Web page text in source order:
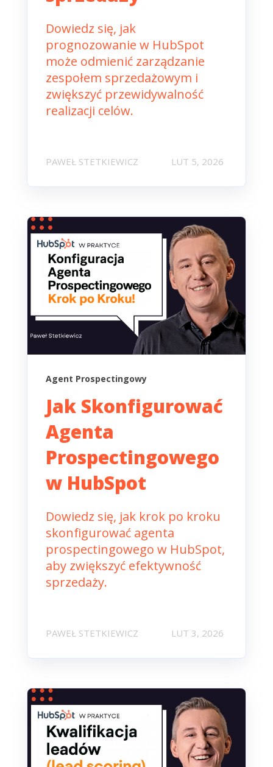
Dowiedz się, jak
prognozowanie w HubSpot
może odmienić zarządzanie
zespołem sprzedażowym i
zwiększyć przewidywalność
realizacji celów.
PAWEŁ STETKIEWICZ LUT 5, 2026
Agent Prospectingowy
Jak Skonfigurować
Agenta
Prospectingowego
w HubSpot
Dowiedz się, jak krok po kroku
skonfigurować agenta
prospectingowego w HubSpot,
aby zwiększyć efektywność
sprzedaży.
PAWEŁ STETKIEWICZ LUT 3, 2026